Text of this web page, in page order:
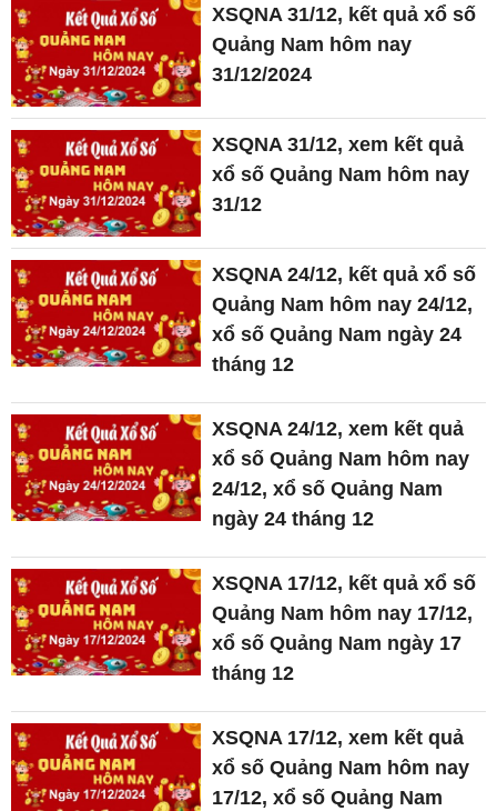
XSQNA 31/12, kết quả xổ số
Quảng Nam hôm nay
31/12/2024
XSQNA 31/12, xem kết quả
xổ số Quảng Nam hôm nay
31/12
XSQNA 24/12, kết quả xổ số
Quảng Nam hôm nay 24/12,
xổ số Quảng Nam ngày 24
tháng 12
XSQNA 24/12, xem kết quả
xổ số Quảng Nam hôm nay
24/12, xổ số Quảng Nam
ngày 24 tháng 12
XSQNA 17/12, kết quả xổ số
Quảng Nam hôm nay 17/12,
xổ số Quảng Nam ngày 17
tháng 12
XSQNA 17/12, xem kết quả
xổ số Quảng Nam hôm nay
17/12, xổ số Quảng Nam